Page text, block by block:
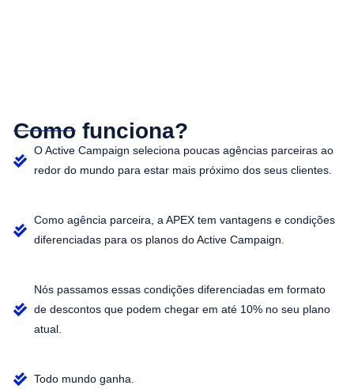
Como funciona?
O Active Campaign seleciona poucas agências parceiras ao
redor do mundo para estar mais próximo dos seus clientes.
Como agência parceira, a APEX tem vantagens e condições
diferenciadas para os planos do Active Campaign.
Nós passamos essas condições diferenciadas em formato
de descontos que podem chegar em até 10% no seu plano
atual.
Todo mundo ganha.